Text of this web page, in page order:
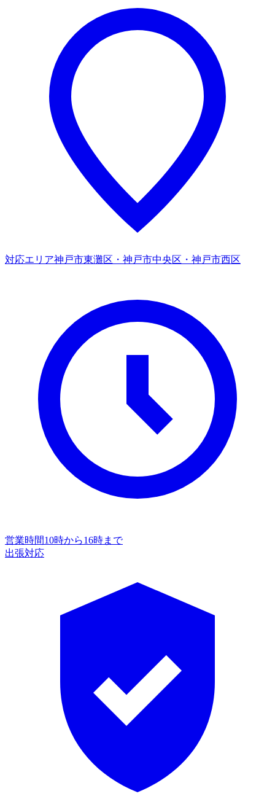
対応エリア神戸市東灘区・神戸市中央区・神戸市西区
営業時間10時から16時まで
出張対応